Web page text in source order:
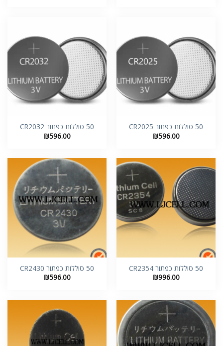
50 סוללות כפתור CR2025
₪596.00
50 סוללות כפתור CR2032
₪596.00
50 סוללות כפתור CR2354
₪996.00
50 סוללות כפתור CR2430
₪596.00